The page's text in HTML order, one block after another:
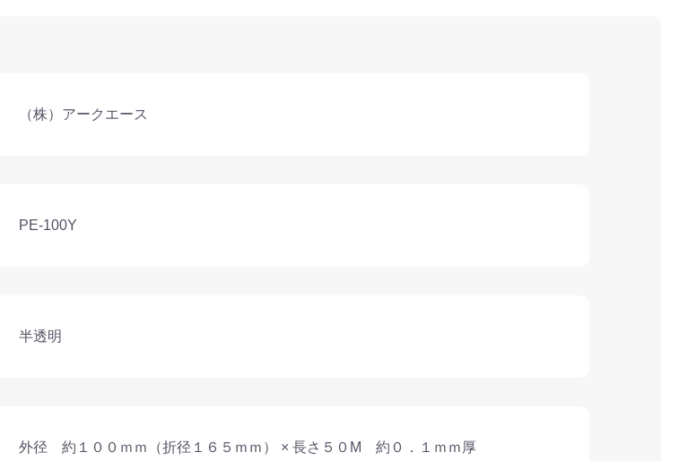
（株）アークエース
PE-100Y
半透明
外径 約１００ｍｍ（折径１６５ｍｍ） × 長さ５０M 約０．１ｍｍ厚